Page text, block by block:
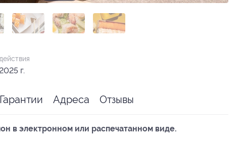
г.
Гарантии Адреса Отзывы
в электронном или распечатанном виде.